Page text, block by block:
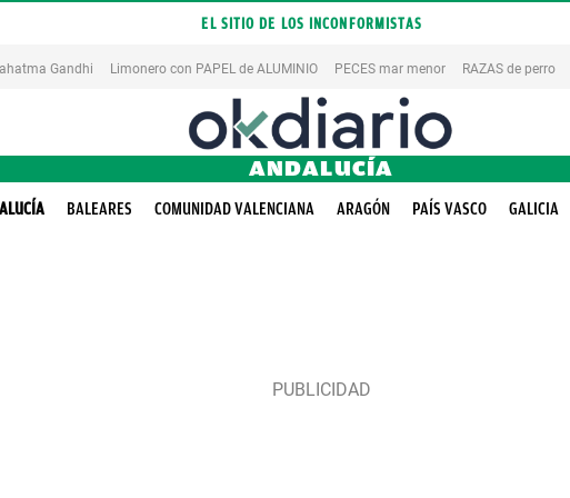
EL SITIO DE LOS INCONFORMISTAS
Gandhi Limonero con PAPEL de ALUMINIO PECES mar menor RAZAS de perro
ANDALUCÍA
BALEARES COMUNIDAD VALENCIANA ARAGÓN PAÍS VASCO GALICIA